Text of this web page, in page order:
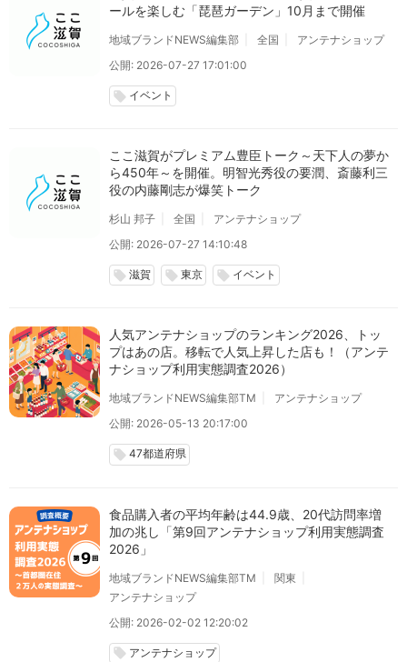
ールを楽しむ「琵琶ガーデン」10月まで開催
地域ブランドNEWS編集部 全国
アンテナショップ
公開: 2026-07-27 17:01:00
local_offer イベント
ここ滋賀がプレミアム豊臣トーク～天下人の夢か
ら450年～を開催。明智光秀役の要潤、斎藤利三
役の内藤剛志が爆笑トーク
杉山 邦子 全国
アンテナショップ
公開: 2026-07-27 14:10:48
local_offer 滋賀 local_offer 東京 local_offer イベント
人気アンテナショップのランキング2026、トッ
プはあの店。移転で人気上昇した店も！（アンテ
ナショップ利用実態調査2026）
地域ブランドNEWS編集部TM
アンテナショップ
公開: 2026-05-13 20:17:00
local_offer 47都道府県
食品購入者の平均年齢は44.9歳、20代訪問率増
加の兆し「第9回アンテナショップ利用実態調査
2026」
地域ブランドNEWS編集部TM
関東
アンテナショップ
公開: 2026-02-02 12:20:02
local_offer アンテナショップ